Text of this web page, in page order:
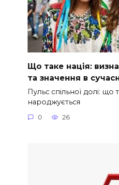
Що таке нація:
та значення в
Пульс спільної долі: що
народжується
0 26